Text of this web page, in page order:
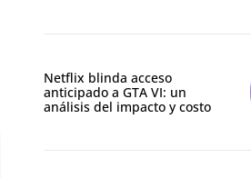
Netflix blinda acceso
anticipado a GTA VI: un
análisis del impacto y costo